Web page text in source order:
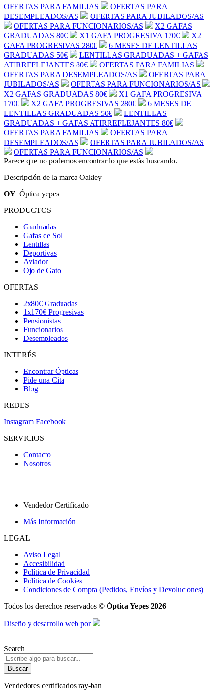
OFERTAS PARA FAMILIAS
OFERTAS PARA
DESEMPLEADOS/AS
OFERTAS PARA JUBILADOS/AS
OFERTAS PARA FUNCIONARIOS/AS
X2 GAFAS
GRADUADAS 80€ X1 GAFA PROGRESIVA 170€
X2
GAFA PROGRESIVAS 280€
6 MESES DE LENTILLAS
GRADUADAS 50€
LENTILLAS GRADUADAS + GAFAS
ATIRREFLEJANTES 80€ OFERTAS PARA FAMILIAS
OFERTAS PARA DESEMPLEADOS/AS
OFERTAS PARA
JUBILADOS/AS
OFERTAS PARA FUNCIONARIOS/AS
X2 GAFAS GRADUADAS 80€
X1 GAFA PROGRESIVA
170€
X2 GAFA PROGRESIVAS 280€
6 MESES DE
LENTILLAS GRADUADAS 50€
LENTILLAS
GRADUADAS + GAFAS ATIRREFLEJANTES 80€
OFERTAS PARA FAMILIAS
OFERTAS PARA
DESEMPLEADOS/AS
OFERTAS PARA JUBILADOS/AS
OFERTAS PARA FUNCIONARIOS/AS
Parece que no podemos encontrar lo que estás buscando.
Descripción de la marca Oakley
OY Óptica yepes
PRODUCTOS
Graduadas
Gafas de Sol
Lentillas
Deportivas
Aviador
Ojo de Gato
OFERTAS
2x80€ Graduadas
1x170€ Progresivas
Pensionistas
Funcionarios
Desempleados
INTERÉS
Encontrar Ópticas
Pide una Cita
Blog
REDES
Instagram Facebook
SERVICIOS
Contacto
Nosotros
Vendedor Certificado
Más Información
LEGAL
Aviso Legal
Accesibilidad
Política de Privacidad
Política de Cookies
Condiciones de Compra (Pedidos, Envíos y Devoluciones)
Todos los derechos reservados © Óptica Yepes 2026
Diseño y desarrollo web por
Search
Buscar
Vendedores certificados ray-ban